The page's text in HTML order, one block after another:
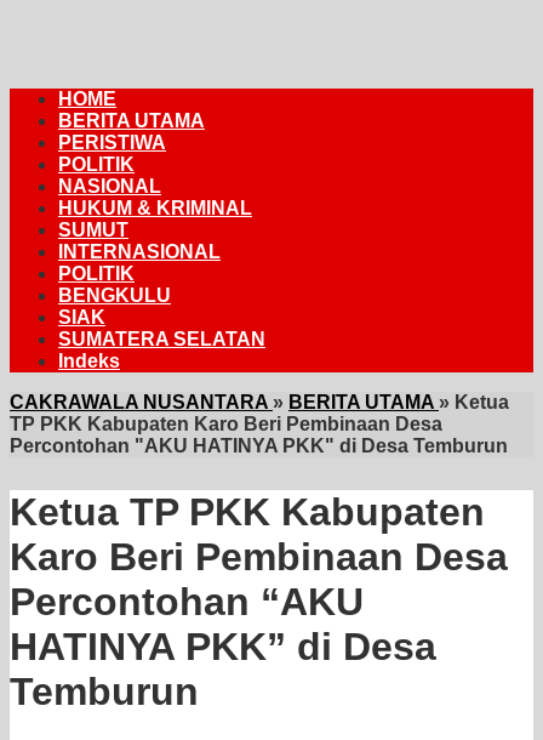
HOME
BERITA UTAMA
PERISTIWA
POLITIK
NASIONAL
HUKUM & KRIMINAL
SUMUT
INTERNASIONAL
POLITIK
BENGKULU
SIAK
SUMATERA SELATAN
Indeks
CAKRAWALA NUSANTARA » BERITA UTAMA » Ketua
TP PKK Kabupaten Karo Beri Pembinaan Desa
Percontohan "AKU HATINYA PKK" di Desa Temburun
Ketua TP PKK Kabupaten
Karo Beri Pembinaan Desa
Percontohan “AKU
HATINYA PKK” di Desa
Temburun